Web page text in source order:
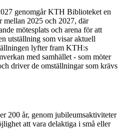
genomgår KTH Biblioteket en
mellan 2025 och 2027, där
mötesplats och arena för att
utställning som visar aktuell
lyfter fram KTH:s
med samhället - som möter
driver de omställningar som krävs
200 år, genom jubileumsaktiviteter
att vara delaktiga i små eller